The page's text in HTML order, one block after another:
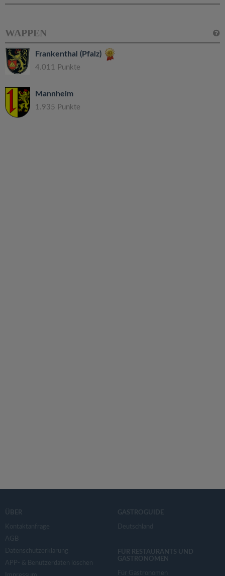
WAPPEN
Frankenthal (Pfalz)
4.011 Punkte
Mannheim
1.935 Punkte
ÜBER
Kontaktanfrage
AGB
Datenschutzerklärung
APP- & Benutzerdaten löschen
GASTROGUIDE
Deutschland
FÜR RESTAURANTS UND
GASTRONOMEN
Für Gastronomen